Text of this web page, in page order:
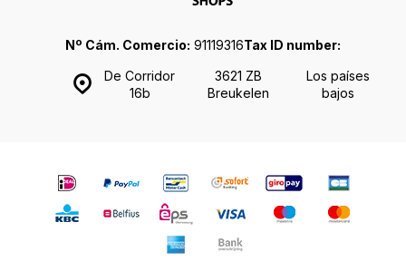
De Corridor
16b
3621 ZB
Breukelen
Los países
bajos
Nº Cám. Comercio: 91119316Tax ID number: